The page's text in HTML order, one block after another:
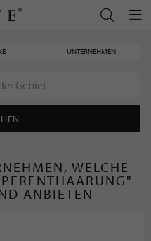
UNTERNEHMEN
WELCHE
ANBIETEN